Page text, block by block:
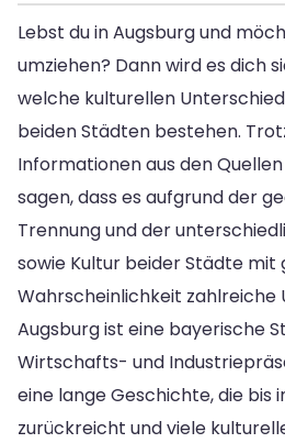
Lebst du in Augsburg und
umziehen? Dann wird es dich
welche kulturellen
beiden Städten bestehen.
Informationen aus den
sagen, dass es aufgrund der
Trennung und der
sowie Kultur beider Städte mit
Wahrscheinlichkeit zahlreiche
Augsburg ist eine bayerische
Wirtschafts- und
eine lange Geschichte, die bis
zurückreicht und viele